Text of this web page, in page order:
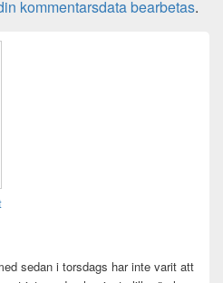
kommentarsdata bearbetas.
sedan i torsdags har inte varit att